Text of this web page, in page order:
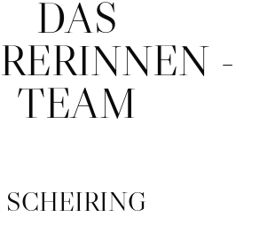
DAS
-
TEAM
SCHEIRING